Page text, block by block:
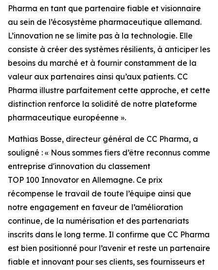
Pharma en tant que partenaire fiable et visionnaire
au sein de l’écosystème pharmaceutique allemand.
L’innovation ne se limite pas à la technologie. Elle
consiste à créer des systèmes résilients, à anticiper les
besoins du marché et à fournir constamment de la
valeur aux partenaires ainsi qu’aux patients. CC
Pharma illustre parfaitement cette approche, et cette
distinction renforce la solidité de notre plateforme
pharmaceutique européenne ».
Mathias Bosse, directeur général de CC Pharma, a
souligné : « Nous sommes fiers d’être reconnus comme
entreprise d'innovation du classement
TOP 100 Innovator en Allemagne. Ce prix
récompense le travail de toute l’équipe ainsi que
notre engagement en faveur de l’amélioration
continue, de la numérisation et des partenariats
inscrits dans le long terme. Il confirme que CC Pharma
est bien positionné pour l’avenir et reste un partenaire
fiable et innovant pour ses clients, ses fournisseurs et